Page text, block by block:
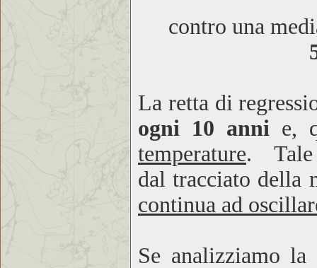
contro una
La retta di
ogni 10 anni e,
temperature. Tale
dal tracciato della
continua ad
Se analizziamo